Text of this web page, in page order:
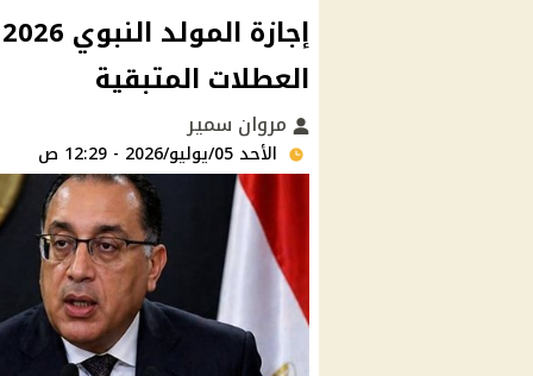
العطلات المتبقية
مروان سمير
الأحد 05/يوليو/2026 - 12:29 ص